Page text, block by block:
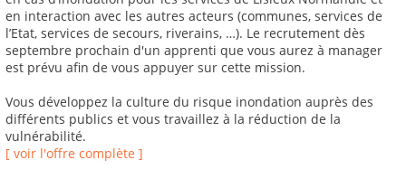
en interaction avec les autres acteurs (communes, services de
l’Etat, services de secours, riverains, …). Le recrutement dès
septembre prochain d'un apprenti que vous aurez à manager
est prévu afin de vous appuyer sur cette mission.
Vous développez la culture du risque inondation auprès des
différents publics et vous travaillez à la réduction de la
vulnérabilité.
[ voir l'offre complète ]